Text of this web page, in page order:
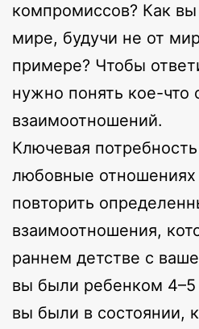
компромиссов? Как
мире, будучи не от
примере? Чтобы
нужно понять кое-что
взаимоотношений.
Ключевая
любовные
повторить
взаимоотношения,
раннем детстве с
вы были ребенком 4–5
вы были в состоянии,